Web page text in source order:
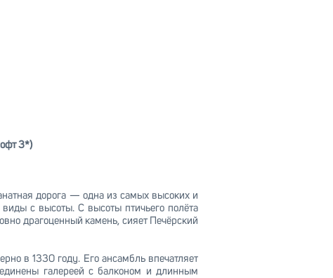
3*)
дорога — одна из самых высоких и
с высоты. С высоты птичьего полёта
драгоценный камень, сияет Печёрский
в 1330 году. Его ансамбль впечатляет
галереей с балконом и длинным